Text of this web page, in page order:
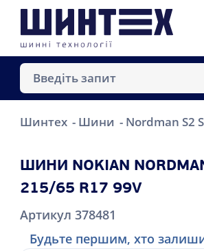
Шинтех Шини Nordman S2
ШИНИ NOKIAN
215/65 R17 99V
Артикул 378481
Будьте першим, хто